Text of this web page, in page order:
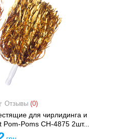
Отзывы (0)
для чирлидинга и
Poms CH-4875 2шт...